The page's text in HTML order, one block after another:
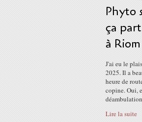
Phyto
ça
à Riom
J'ai eu le
2025. Il a
heure de
copine. Oui,
Lire la suite